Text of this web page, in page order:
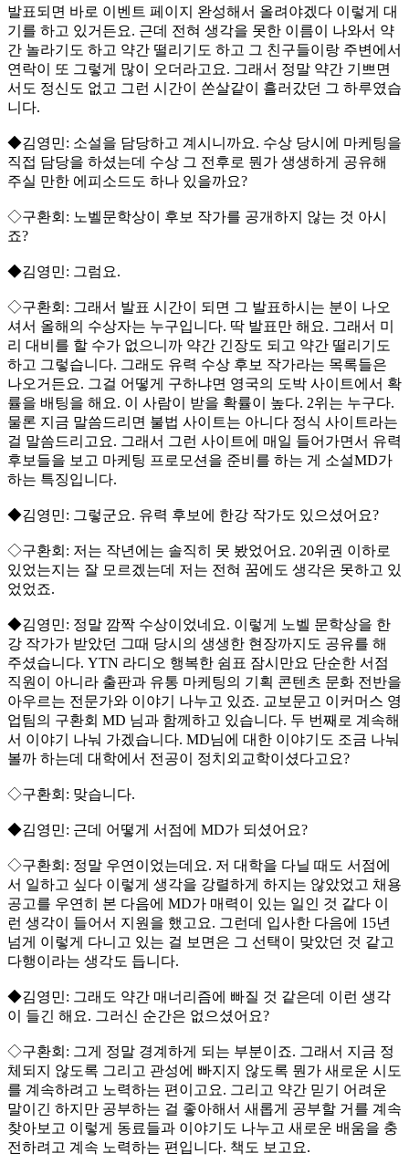
발표되면 바로 이벤트 페이지 완성해서 올려야겠다 이렇게 대
기를 하고 있거든요. 근데 전혀 생각을 못한 이름이 나와서 약
간 놀라기도 하고 약간 떨리기도 하고 그 친구들이랑 주변에서
연락이 또 그렇게 많이 오더라고요. 그래서 정말 약간 기쁘면
서도 정신도 없고 그런 시간이 쏜살같이 흘러갔던 그 하루였습
니다.
◆김영민: 소설을 담당하고 계시니까요. 수상 당시에 마케팅을
직접 담당을 하셨는데 수상 그 전후로 뭔가 생생하게 공유해
주실 만한 에피소드도 하나 있을까요?
◇구환회: 노벨문학상이 후보 작가를 공개하지 않는 것 아시
죠?
◆김영민: 그럼요.
◇구환회: 그래서 발표 시간이 되면 그 발표하시는 분이 나오
셔서 올해의 수상자는 누구입니다. 딱 발표만 해요. 그래서 미
리 대비를 할 수가 없으니까 약간 긴장도 되고 약간 떨리기도
하고 그렇습니다. 그래도 유력 수상 후보 작가라는 목록들은
나오거든요. 그걸 어떻게 구하냐면 영국의 도박 사이트에서 확
률을 배팅을 해요. 이 사람이 받을 확률이 높다. 2위는 누구다.
물론 지금 말씀드리면 불법 사이트는 아니다 정식 사이트라는
걸 말씀드리고요. 그래서 그런 사이트에 매일 들어가면서 유력
후보들을 보고 마케팅 프로모션을 준비를 하는 게 소설MD가
하는 특징입니다.
◆김영민: 그렇군요. 유력 후보에 한강 작가도 있으셨어요?
◇구환회: 저는 작년에는 솔직히 못 봤었어요. 20위권 이하로
있었는지는 잘 모르겠는데 저는 전혀 꿈에도 생각은 못하고 있
었었죠.
◆김영민: 정말 깜짝 수상이었네요. 이렇게 노벨 문학상을 한
강 작가가 받았던 그때 당시의 생생한 현장까지도 공유를 해
주셨습니다. YTN 라디오 행복한 쉼표 잠시만요 단순한 서점
직원이 아니라 출판과 유통 마케팅의 기획 콘텐츠 문화 전반을
아우르는 전문가와 이야기 나누고 있죠. 교보문고 이커머스 영
업팀의 구환회 MD 님과 함께하고 있습니다. 두 번째로 계속해
서 이야기 나눠 가겠습니다. MD님에 대한 이야기도 조금 나눠
볼까 하는데 대학에서 전공이 정치외교학이셨다고요?
◇구환회: 맞습니다.
◆김영민: 근데 어떻게 서점에 MD가 되셨어요?
◇구환회: 정말 우연이었는데요. 저 대학을 다닐 때도 서점에
서 일하고 싶다 이렇게 생각을 강렬하게 하지는 않았었고 채용
공고를 우연히 본 다음에 MD가 매력이 있는 일인 것 같다 이
런 생각이 들어서 지원을 했고요. 그런데 입사한 다음에 15년
넘게 이렇게 다니고 있는 걸 보면은 그 선택이 맞았던 것 같고
다행이라는 생각도 듭니다.
◆김영민: 그래도 약간 매너리즘에 빠질 것 같은데 이런 생각
이 들긴 해요. 그러신 순간은 없으셨어요?
◇구환회: 그게 정말 경계하게 되는 부분이죠. 그래서 지금 정
체되지 않도록 그리고 관성에 빠지지 않도록 뭔가 새로운 시도
를 계속하려고 노력하는 편이고요. 그리고 약간 믿기 어려운
말이긴 하지만 공부하는 걸 좋아해서 새롭게 공부할 거를 계속
찾아보고 이렇게 동료들과 이야기도 나누고 새로운 배움을 충
전하려고 계속 노력하는 편입니다. 책도 보고요.